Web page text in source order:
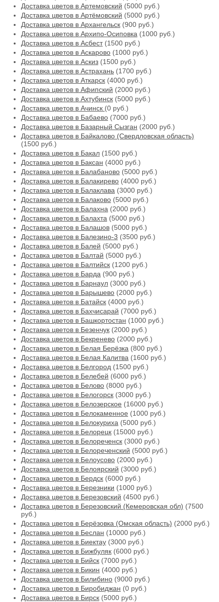
Доставка цветов в Артемовский (5000 руб.)
Доставка цветов в Артёмовский (5000 руб.)
Доставка цветов в Архангельск (900 руб.)
Доставка цветов в Архипо-Осиповка (1000 руб.)
Доставка цветов в Асбест(1500 руб.)
Доставка цветов в Аскарово (1000 руб.)
Доставка цветов в Аскиз (1500 руб.)
Доставка цветов в Астрахань (1700 руб.)
Доставка цветов в Аткарск (4000 руб.)
Доставка цветов в Афипский (2000 руб.)
Доставка цветов в Ахтубинск (5000 руб.)
Доставка цветов в Ачинск (0 руб.)
Доставка цветов в Бабаево (7000 руб.)
Доставка цветов в Базарный Сызган (2000 руб.)
Доставка цветов в Байкалово (Свердловская область)
(1500 руб.)
Доставка цветов в Бакал (1500 руб.)
Доставка цветов в Баксан (4000 руб.)
Доставка цветов в Балабаново (5000 руб.)
Доставка цветов в Балакирево (4000 руб.)
Доставка цветов в Балаклава (3000 руб.)
Доставка цветов в Балаково (5000 руб.)
Доставка цветов в Балахна (2000 руб.)
Доставка цветов в Балахта (5000 руб.)
Доставка цветов в Балашов (5000 руб.)
Доставка цветов в Балезино-3 (3500 руб.)
Доставка цветов в Балей (5000 руб.)
Доставка цветов в Балтай (5000 руб.)
Доставка цветов в Балтийск (1200 руб.)
Доставка цветов в Барда (900 руб.)
Доставка цветов в Барнаул (3000 руб.)
Доставка цветов в Барышево (2000 руб.)
Доставка цветов в Батайск (4000 руб.)
Доставка цветов в Бахчисарай (7000 руб.)
Доставка цветов в Башкортостан (1000 руб.)
Доставка цветов в Безенчук (2000 руб.)
Доставка цветов в Бекренево (2000 руб.)
Доставка цветов в Белая Берёзка (800 руб.)
Доставка цветов в Белая Калитва (1600 руб.)
Доставка цветов в Белгород (1500 руб.)
Доставка цветов в Белебей (6000 руб.)
Доставка цветов в Белово (8000 руб.)
Доставка цветов в Белогорск (3000 руб.)
Доставка цветов в Белозерское (16000 руб.)
Доставка цветов в Белокаменное (1000 руб.)
Доставка цветов в Белокуриха (5000 руб.)
Доставка цветов в Белорецк (15000 руб.)
Доставка цветов в Белореченск (3000 руб.)
Доставка цветов в Белореченский (5000 руб.)
Доставка цветов в Белоусово (2000 руб.)
Доставка цветов в Белоярский (3000 руб.)
Доставка цветов в Бердск (6000 руб.)
Доставка цветов в Березники (1000 руб.)
Доставка цветов в Березовский (4500 руб.)
Доставка цветов в Березовский (Кемеровская обл) (7500
руб.)
Доставка цветов в Берёзовка (Омская область) (2000 руб.)
Доставка цветов в Беслан (10000 руб.)
Доставка цветов в Биектау (3000 руб.)
Доставка цветов в Бижбуляк (6000 руб.)
Доставка цветов в Бийск (7000 руб.)
Доставка цветов в Бикин (4000 руб.)
Доставка цветов в Билибино (9000 руб.)
Доставка цветов в Биробиджан (0 руб.)
Доставка цветов в Бирск (5000 руб.)